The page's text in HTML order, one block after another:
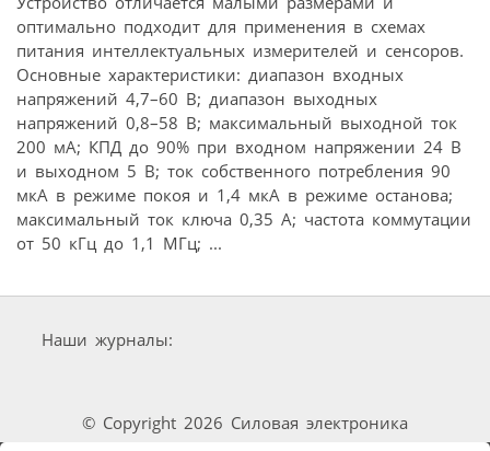
оптимально подходит для применения в схемах
питания интеллектуальных измерителей и сенсоров.
Основные характеристики: диапазон входных
напряжений 4,7–60 В; диапазон выходных
напряжений 0,8–58 В; максимальный выходной ток
200 мА; КПД до 90% при входном напряжении 24 В
и выходном 5 В; ток собственного потребления 90
мкА в режиме покоя и 1,4 мкА в режиме останова;
максимальный ток ключа 0,35 А; частота коммутации
от 50 кГц до 1,1 МГц; ...
Наши журналы:
© Copyright 2026 Силовая электроника